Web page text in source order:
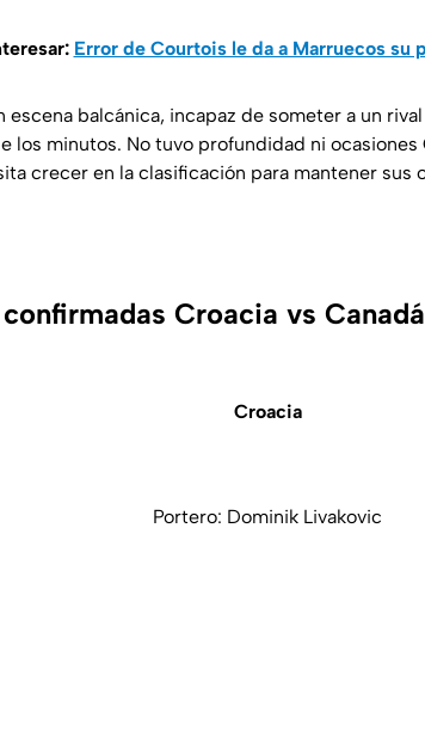
Error de Courtois le da a Marruecos su
escena balcánica, incapaz de someter a un
los minutos. No tuvo profundidad ni ocasiones
crecer en la clasificación para mantener sus
Croacia vs
Croacia
Portero: Dominik Livakovic